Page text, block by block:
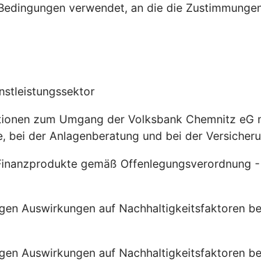
verwendet, an die die
zum Umgang der Volksbank Chemnitz
der Anlagenberatung und bei der
gemäß Offenlegungsverordnung
Auswirkungen auf Nachhaltigkeitsfaktoren
Auswirkungen auf Nachhaltigkeitsfaktoren